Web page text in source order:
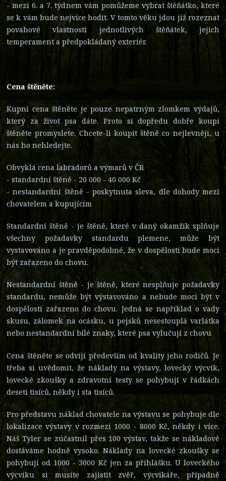
- mezi 6. a 7. týdnem vám pomůžeme vybrat štěňátko, které
se k vám bude nejvíce hodit. V tomto věku jdou již rozeznat
povahové vlastnosti jednotlivých štěňátek, jejich
temperament a předpokládaný exteriér.
Cena štěněte:
Kupní cena štěněte je pouze nepatrným zlomkem výdajů,
který za život psa dáte. Proto si dopředu dobře koupi
štěněte promyslete. Chcete-li koupit štěně co nejlevněji, u
nás ho nehledejte.
Obvyklá cena labradorů a výmarů v ČR
- standardní štěně - 20 000 - 40 000 Kč
- nestandardní štěně - poskytnuta sleva, dle dohody mezi
chovatelem a kupujícím
Standardní štěně - je štěně, které v daný okamžik splňuje
všechny požadavky standardu plemene, může být
vystavováno a je pravděpodobné, že v dospělosti bude moci
být zařazeno do chovu.
Nestandardní štěně - je štěně, které nesplňuje požadavky
standardu, nemůže být výstavováno a nebude moci být v
dospělosti zařazeno do chovu. Jedná se například o vady
skusu, zálomek na ocásku, u pejsků nesestouplá varlátka
nebo nestandardní bílé znaky, které psa vylučují z chovu
Cena štěněte se odvíjí především od kvality jeho rodičů. Je
třeba si uvědomit, že náklady na výstavy, lovecký výcvik,
lovecké zkoušky a zdravotní testy se pohybují v řádkách
deseti tisíců, někdy i sta tisíců.
Pro představu náklad chovatele na výstavu se pohybuje dle
lokalizace výstavy v rozmezí 1000 - 8000 Kč, někdy i více.
Náš Tyler se zúčastnil přes 100 výstav, takže se nákladově
dostáváme hodně vysoko. Náklady na lovecké zkoušky se
pohybují od 1000 - 3000 Kč jen za přihlášku. U loveckého
výcviku si musíte zajistit zvěř, výcvikáře, případně